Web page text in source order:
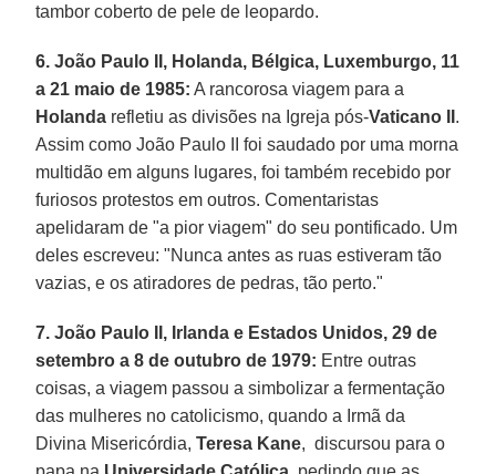
tambor coberto de pele de leopardo.
6. João Paulo II, Holanda, Bélgica, Luxemburgo, 11
a 21 maio de 1985: A rancorosa viagem para a
Holanda refletiu as divisões na Igreja pós-Vaticano II .
Assim como João Paulo II foi saudado por uma morna
multidão em alguns lugares, foi também recebido por
furiosos protestos em outros. Comentaristas
apelidaram de "a pior viagem" do seu pontificado. Um
deles escreveu: "Nunca antes as ruas estiveram tão
vazias, e os atiradores de pedras, tão perto."
7. João Paulo II, Irlanda e Estados Unidos, 29 de
setembro a 8 de outubro de 1979: Entre outras
coisas, a viagem passou a simbolizar a fermentação
das mulheres no catolicismo, quando a Irmã da
Divina Misericórdia,Teresa Kane, discursou para o